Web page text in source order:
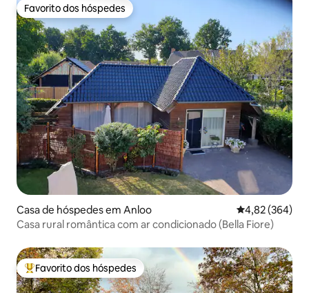
Favorito dos hóspedes
Favorito dos hóspedes
Casa de hóspedes em Anloo Classificação
4,82 (364)
Casa rural romântica com ar condicionado (Bella Fiore)
Favoritos dos hóspedes mais apreciados
Favorito dos hóspedes